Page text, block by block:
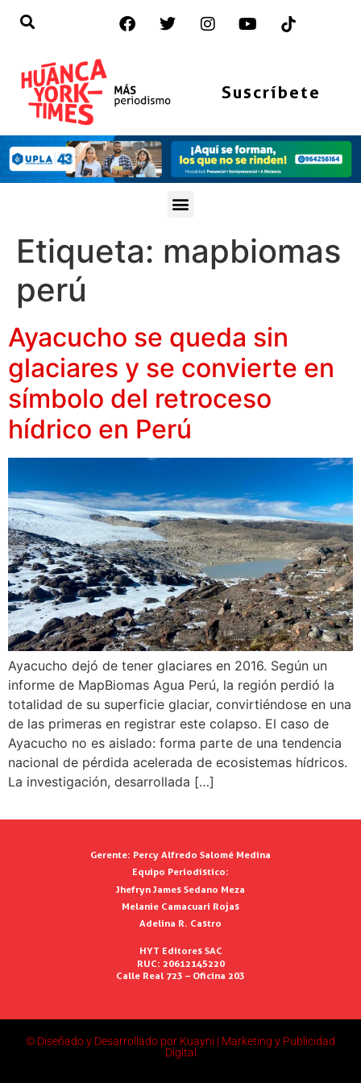
Suscríbete
Etiqueta: mapbiomas
perú
Ayacucho se queda sin
glaciares y se convierte en
símbolo del retroceso
hídrico en Perú
Ayacucho dejó de tener glaciares en 2016. Según un
informe de MapBiomas Agua Perú, la región perdió la
totalidad de su superficie glaciar, convirtiéndose en una
de las primeras en registrar este colapso. El caso de
Ayacucho no es aislado: forma parte de una tendencia
nacional de pérdida acelerada de ecosistemas hídricos.
La investigación, desarrollada […]
Gerente: Percy Alfredo Salomé Medina
Equipo Periodístico:
Jhefryn James Sedano Meza
Melanie Camacuari Rojas
Adelina R. Castro
HYT Editores SAC
RUC: 20612145220
Calle Real 723 – Oficina 203
© Diseñado y Desarrollado por Kuayni | Marketing y Publicidad
Digital